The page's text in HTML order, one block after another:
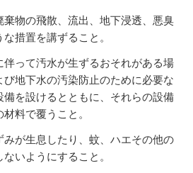
物の飛散、流出、地下浸透、悪臭
措置を講ずること。
伴って汚水が生ずるおそれがある場
地下水の汚染防止のために必要な
を設けるとともに、それらの設備
料で覆うこと。
が生息したり、蚊、ハエその他の
いようにすること。